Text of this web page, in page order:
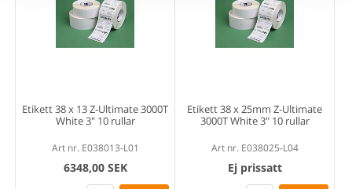
Etikett 38 x 13 Z-Ultimate 3000T
White 3" 10 rullar
Art nr. E038013-L01
6348,00 SEK
Etikett 38 x 25mm Z-Ultimate
3000T White 3" 10 rullar
Art nr. E038025-L04
Ej prissatt